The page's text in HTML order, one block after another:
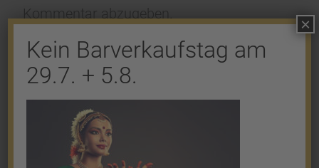
Kommentar abzugeben.
Kein Barverkaufstag am
29.7. + 5.8.
×